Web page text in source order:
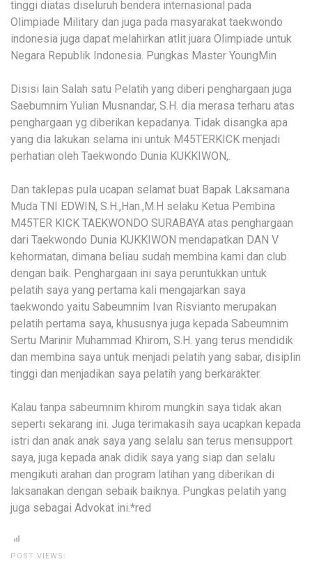
tinggi diatas diseluruh bendera internasional pada
Olimpiade Military dan juga pada masyarakat taekwondo
indonesia juga dapat melahirkan atlit juara Olimpiade untuk
Negara Republik Indonesia. Pungkas Master YoungMin
Disisi lain Salah satu Pelatih yang diberi penghargaan juga
Saebumnim Yulian Musnandar, S.H. dia merasa terharu atas
penghargaan yg diberikan kepadanya. Tidak disangka apa
yang dia lakukan selama ini untuk M45TERKICK menjadi
perhatian oleh Taekwondo Dunia KUKKIWON,.
Dan taklepas pula ucapan selamat buat Bapak Laksamana
Muda TNI EDWIN, S.H.,Han.,M.H selaku Ketua Pembina
M45TER KICK TAEKWONDO SURABAYA atas penghargaan
dari Taekwondo Dunia KUKKIWON mendapatkan DAN V
kehormatan, dimana beliau sudah membina kami dan club
dengan baik. Penghargaan ini saya peruntukkan untuk
pelatih saya yang pertama kali mengajarkan saya
taekwondo yaitu Sabeumnim Ivan Risvianto merupakan
pelatih pertama saya, khususnya juga kepada Sabeumnim
Sertu Marinir Muhammad Khirom, S.H. yang terus mendidik
dan membina saya untuk menjadi pelatih yang sabar, disiplin
tinggi dan menjadikan saya pelatih yang berkarakter.
Kalau tanpa sabeumnim khirom mungkin saya tidak akan
seperti sekarang ini. Juga terimakasih saya ucapkan kepada
istri dan anak anak saya yang selalu san terus mensupport
saya, juga kepada anak didik saya yang siap dan selalu
mengikuti arahan dan program latihan yang diberikan di
laksanakan dengan sebaik baiknya. Pungkas pelatih yang
juga sebagai Advokat ini.*red
POST VIEWS: